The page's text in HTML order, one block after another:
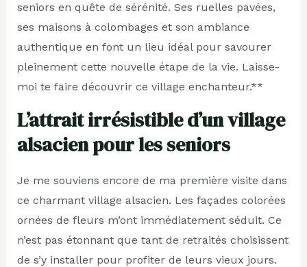
seniors en quête de sérénité. Ses ruelles pavées,
ses maisons à colombages et son ambiance
authentique en font un lieu idéal pour savourer
pleinement cette nouvelle étape de la vie. Laisse-
moi te faire découvrir ce village enchanteur.**
L’attrait irrésistible d’un village
alsacien pour les seniors
Je me souviens encore de ma première visite dans
ce charmant village alsacien. Les façades colorées
ornées de fleurs m’ont immédiatement séduit. Ce
n’est pas étonnant que tant de retraités choisissent
de s’y installer pour profiter de leurs vieux jours.